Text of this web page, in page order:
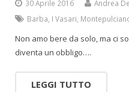
30 Aprile 2016 Andrea
Barba I Vasari
Non amo bere da solo, ma ci
diventa un obbligo….
LEGGI TUTTO